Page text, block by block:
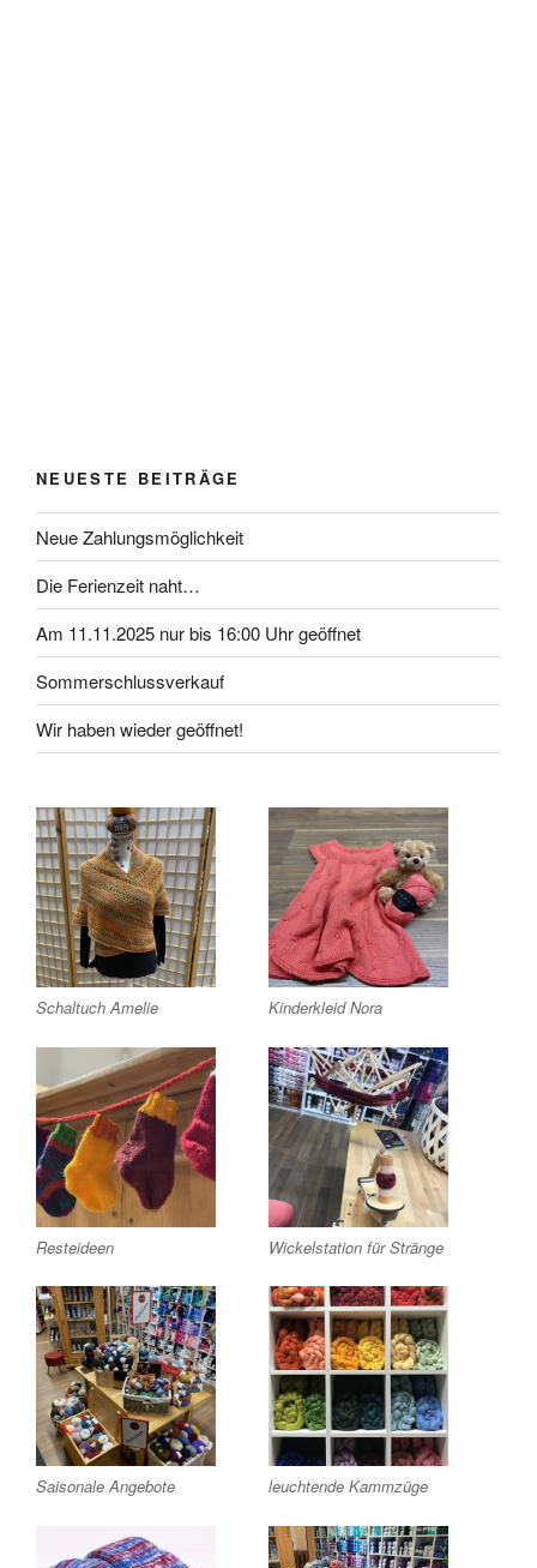
NEUESTE BEITRÄGE
Neue Zahlungsmöglichkeit
Die Ferienzeit naht…
Am 11.11.2025 nur bis 16:00 Uhr geöffnet
Sommerschlussverkauf
Wir haben wieder geöffnet!
Schaltuch Amelie Kinderkleid Nora
Resteideen Wickelstation für Stränge
Saisonale Angebote leuchtende Kammzüge